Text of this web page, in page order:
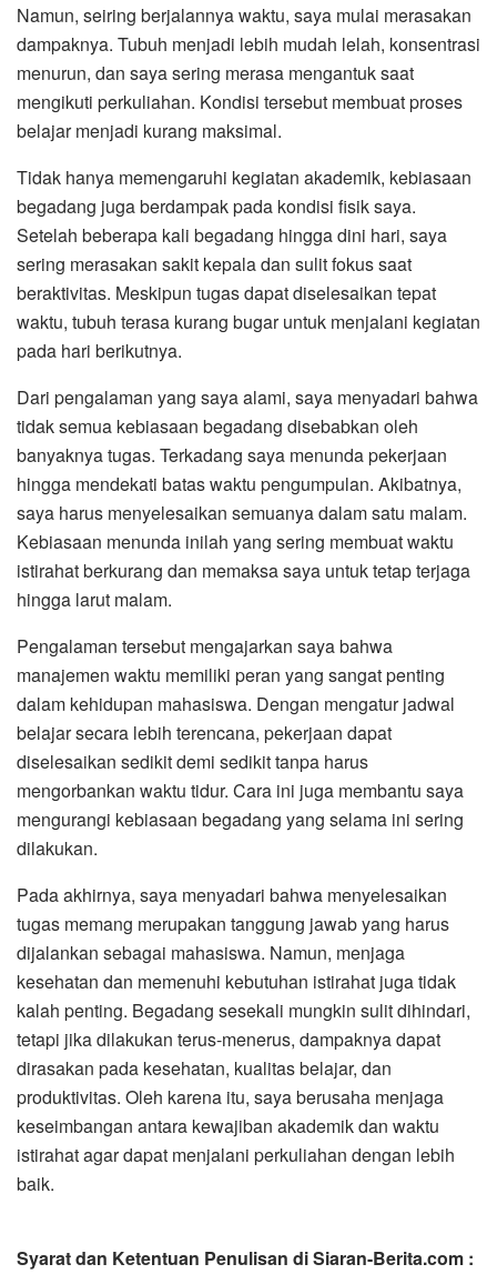
Namun, seiring berjalannya waktu, saya mulai merasakan
dampaknya. Tubuh menjadi lebih mudah lelah, konsentrasi
menurun, dan saya sering merasa mengantuk saat
mengikuti perkuliahan. Kondisi tersebut membuat proses
belajar menjadi kurang maksimal.
Tidak hanya memengaruhi kegiatan akademik, kebiasaan
begadang juga berdampak pada kondisi fisik saya.
Setelah beberapa kali begadang hingga dini hari, saya
sering merasakan sakit kepala dan sulit fokus saat
beraktivitas. Meskipun tugas dapat diselesaikan tepat
waktu, tubuh terasa kurang bugar untuk menjalani kegiatan
pada hari berikutnya.
Dari pengalaman yang saya alami, saya menyadari bahwa
tidak semua kebiasaan begadang disebabkan oleh
banyaknya tugas. Terkadang saya menunda pekerjaan
hingga mendekati batas waktu pengumpulan. Akibatnya,
saya harus menyelesaikan semuanya dalam satu malam.
Kebiasaan menunda inilah yang sering membuat waktu
istirahat berkurang dan memaksa saya untuk tetap terjaga
hingga larut malam.
Pengalaman tersebut mengajarkan saya bahwa
manajemen waktu memiliki peran yang sangat penting
dalam kehidupan mahasiswa. Dengan mengatur jadwal
belajar secara lebih terencana, pekerjaan dapat
diselesaikan sedikit demi sedikit tanpa harus
mengorbankan waktu tidur. Cara ini juga membantu saya
mengurangi kebiasaan begadang yang selama ini sering
dilakukan.
Pada akhirnya, saya menyadari bahwa menyelesaikan
tugas memang merupakan tanggung jawab yang harus
dijalankan sebagai mahasiswa. Namun, menjaga
kesehatan dan memenuhi kebutuhan istirahat juga tidak
kalah penting. Begadang sesekali mungkin sulit dihindari,
tetapi jika dilakukan terus-menerus, dampaknya dapat
dirasakan pada kesehatan, kualitas belajar, dan
produktivitas. Oleh karena itu, saya berusaha menjaga
keseimbangan antara kewajiban akademik dan waktu
istirahat agar dapat menjalani perkuliahan dengan lebih
baik.
Syarat dan Ketentuan Penulisan di Siaran-Berita.com :